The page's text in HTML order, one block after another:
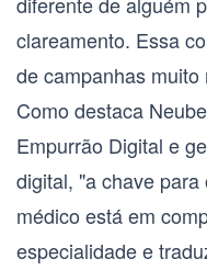
clareamento. Essa
de campanhas
Como destaca
Empurrão Digital e
digital, "a chave
médico está em
especialidade e